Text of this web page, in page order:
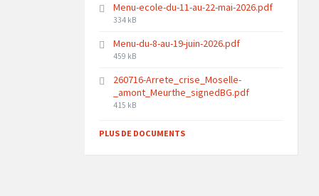
Menu-ecole-du-11-au-22-mai-2026.pdf
File
334 kB
Menu-du-8-au-19-juin-2026.pdf
File
459 kB
260716-Arrete_crise_Moselle-
_amont_Meurthe_signedBG.pdf
File
415 kB
PLUS DE DOCUMENTS